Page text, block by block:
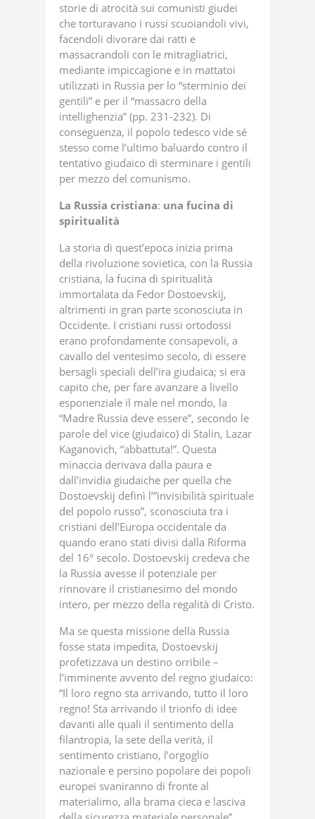
storie di atrocità sui comunisti giudei
che torturavano i russi scuoiandoli vivi,
facendoli divorare dai ratti e
massacrandoli con le mitragliatrici,
mediante impiccagione e in mattatoi
utilizzati in Russia per lo “sterminio dei
gentili” e per il “massacro della
intellighenzia” (pp. 231-232). Di
conseguenza, il popolo tedesco vide sé
stesso come l’ultimo baluardo contro il
tentativo giudaico di sterminare i gentili
per mezzo del comunismo.
La Russia cristiana: una fucina di
spiritualità
La storia di quest’epoca inizia prima
della rivoluzione sovietica, con la Russia
cristiana, la fucina di spiritualità
immortalata da Fedor Dostoevskij,
altrimenti in gran parte sconosciuta in
Occidente. I cristiani russi ortodossi
erano profondamente consapevoli, a
cavallo del ventesimo secolo, di essere
bersagli speciali dell’ira giudaica; si era
capito che, per fare avanzare a livello
esponenziale il male nel mondo, la
“Madre Russia deve essere”, secondo le
parole del vice (giudaico) di Stalin, Lazar
Kaganovich, “abbattuta!”. Questa
minaccia derivava dalla paura e
dall’invidia giudaiche per quella che
Dostoevskij definì l’”invisibilità spirituale
del popolo russo”, sconosciuta tra i
cristiani dell’Europa occidentale da
quando erano stati divisi dalla Riforma
del 16° secolo. Dostoevskij credeva che
la Russia avesse il potenziale per
rinnovare il cristianesimo del mondo
intero, per mezzo della regalità di Cristo.
Ma se questa missione della Russia
fosse stata impedita, Dostoevskij
profetizzava un destino orribile –
l’imminente avvento del regno giudaico:
“Il loro regno sta arrivando, tutto il loro
regno! Sta arrivando il trionfo di idee
davanti alle quali il sentimento della
filantropia, la sete della verità, il
sentimento cristiano, l’orgoglio
nazionale e persino popolare dei popoli
europei svaniranno di fronte al
materialimo, alla brama cieca e lasciva